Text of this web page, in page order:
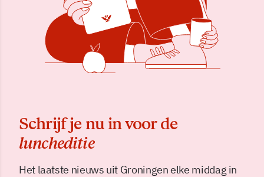
Schrijf je nu in voor de
luncheditie
Het laatste nieuws uit Groningen elke middag in